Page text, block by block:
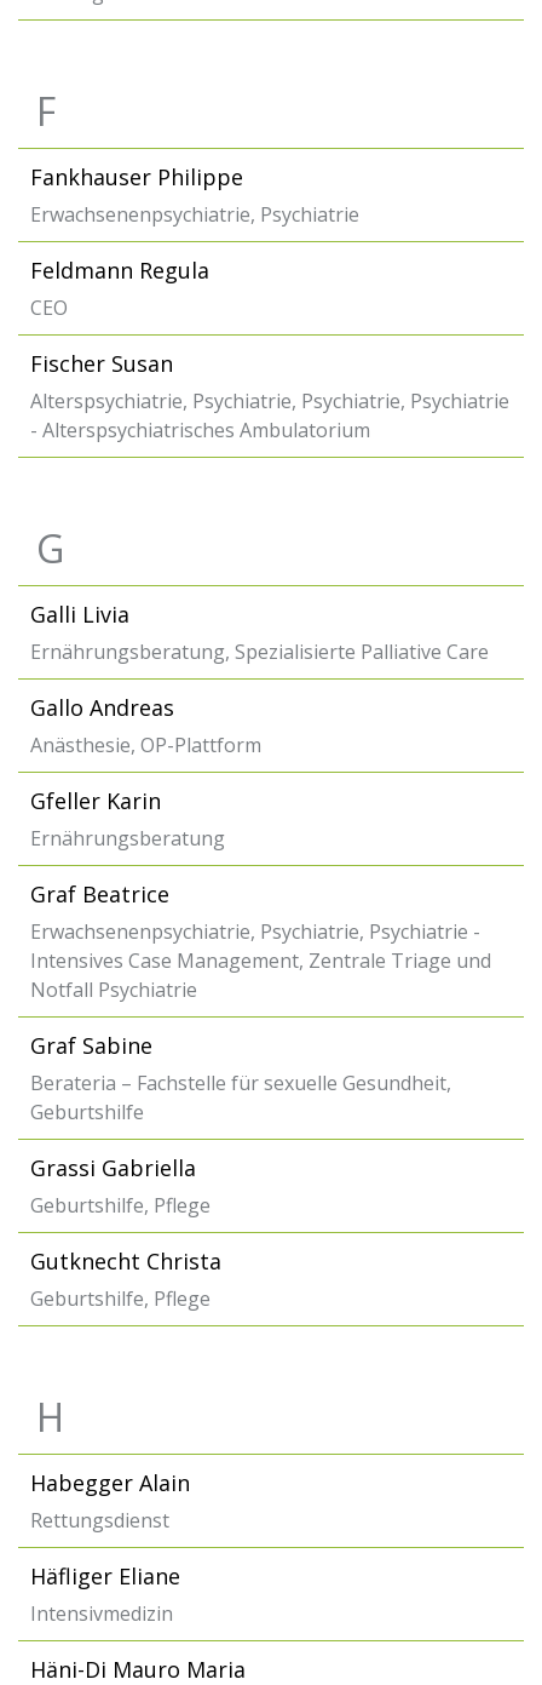
F
Fankhauser Philippe
Erwachsenenpsychiatrie, Psychiatrie
Feldmann Regula
CEO
Fischer Susan
Alterspsychiatrie, Psychiatrie, Psychiatrie, Psychiatrie
- Alterspsychiatrisches Ambulatorium
G
Galli Livia
Ernährungsberatung, Spezialisierte Palliative Care
Gallo Andreas
Anästhesie, OP-Plattform
Gfeller Karin
Ernährungsberatung
Graf Beatrice
Erwachsenenpsychiatrie, Psychiatrie, Psychiatrie -
Intensives Case Management, Zentrale Triage und
Notfall Psychiatrie
Graf Sabine
Berateria – Fachstelle für sexuelle Gesundheit,
Geburtshilfe
Grassi Gabriella
Geburtshilfe, Pflege
Gutknecht Christa
Geburtshilfe, Pflege
H
Habegger Alain
Rettungsdienst
Häfliger Eliane
Intensivmedizin
Häni-Di Mauro Maria